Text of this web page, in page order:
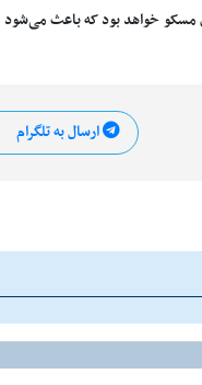
مسکو خواهد بود که باعث
ارسال به تلگرام